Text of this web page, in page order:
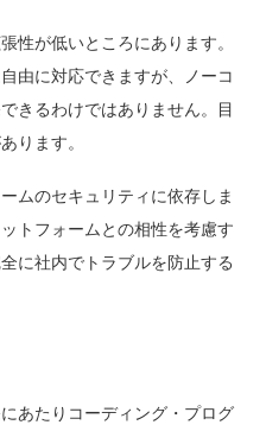
性が低いところにあります。
由に対応できますが、ノーコ
きるわけではありません。目
ります。
ムのセキュリティに依存しま
トフォームとの相性を考慮す
に社内でトラブルを防止する
あたりコーディング・プログ